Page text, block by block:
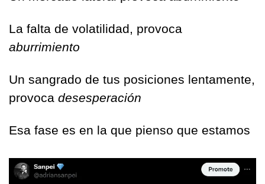
aburrimiento
Un sangrado de tus posiciones lentamente,
provoca desesperación
Esa fase es en la que pienso que estamos